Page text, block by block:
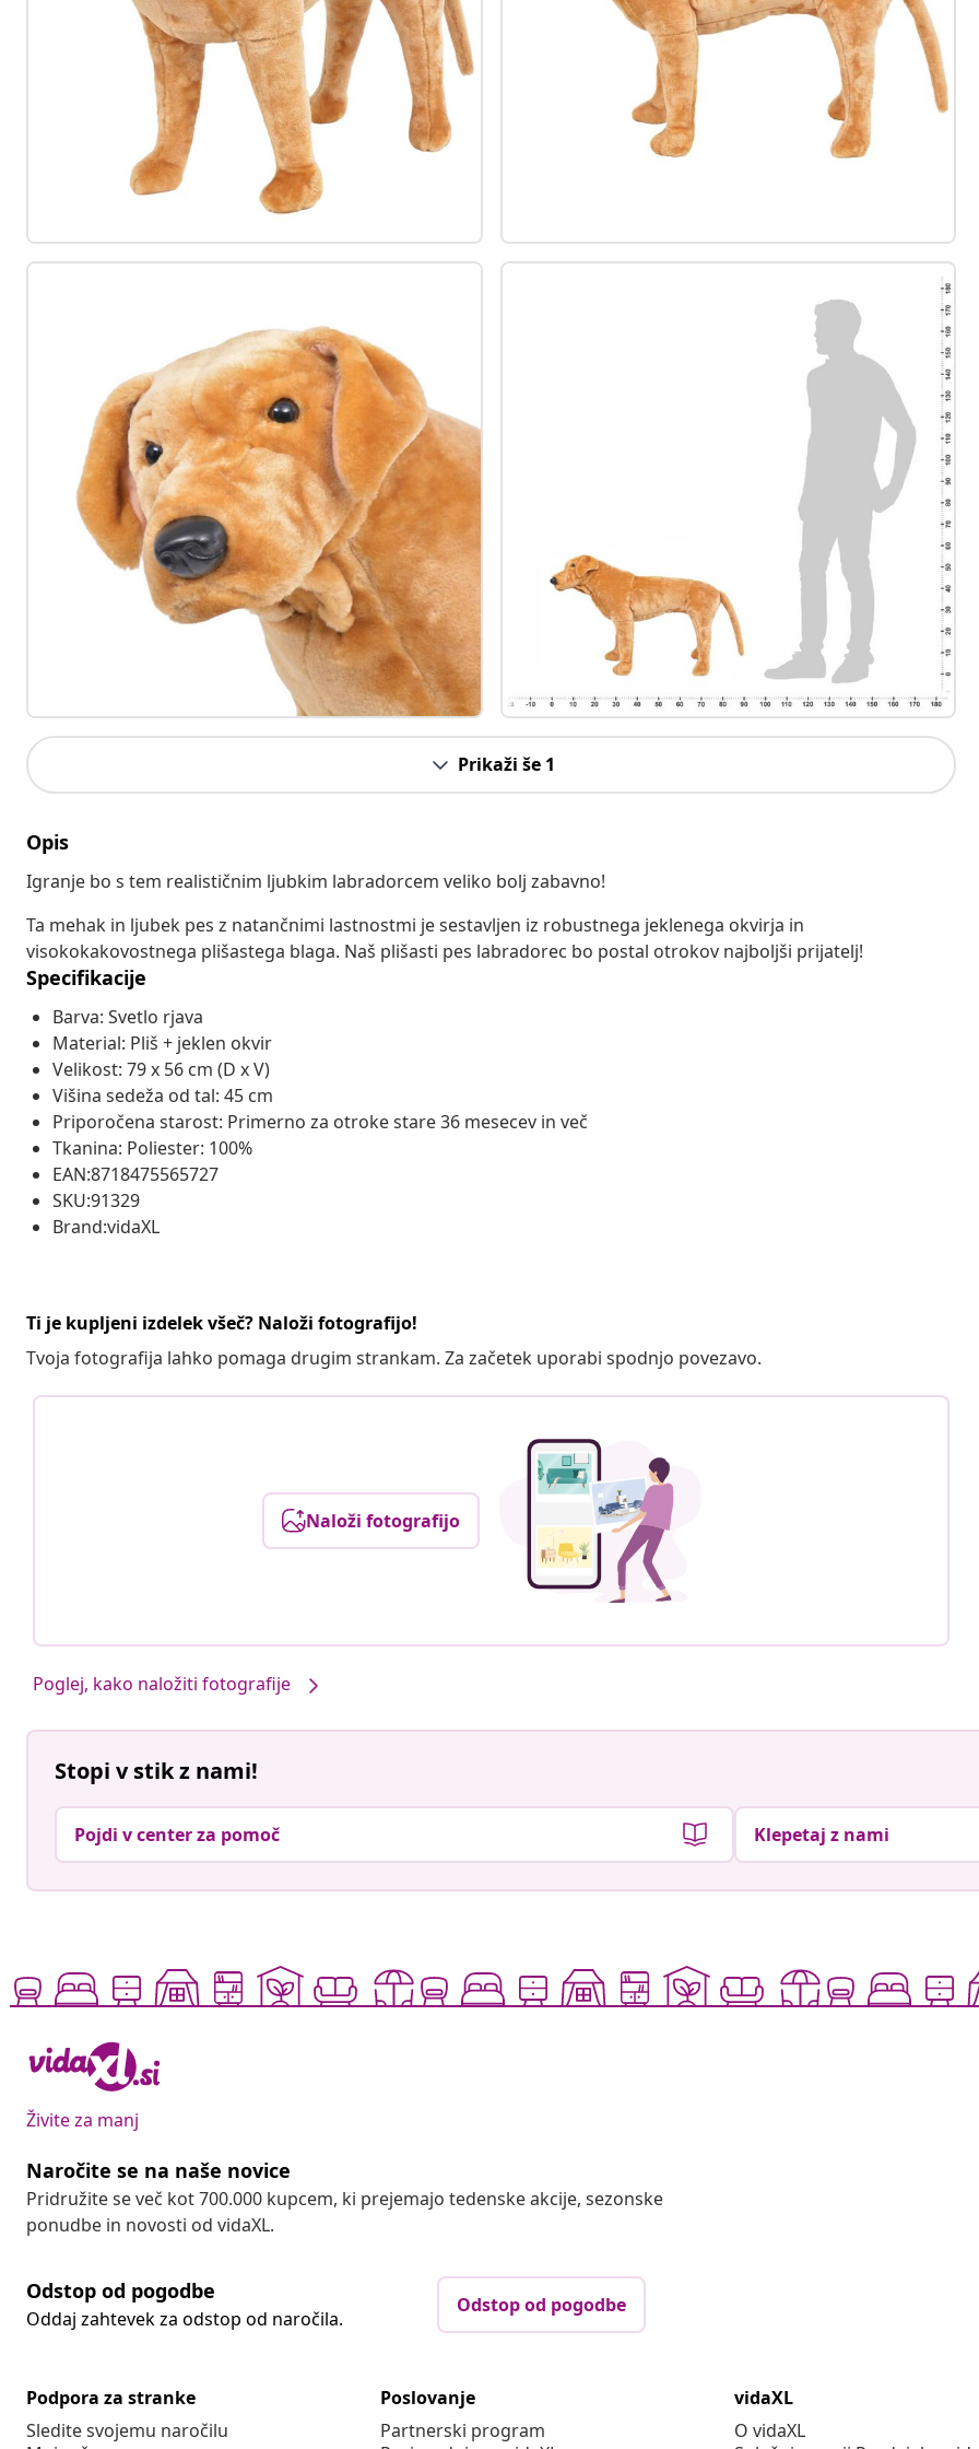
Prikaži še 1
Opis
Igranje bo s tem realističnim ljubkim labradorcem veliko bolj zabavno!
Ta mehak in ljubek pes z natančnimi lastnostmi je sestavljen iz robustnega jeklenega okvirja in
visokokakovostnega plišastega blaga. Naš plišasti pes labradorec bo postal otrokov najboljši prijatelj!
Specifikacije
Barva: Svetlo rjava
Material: Pliš + jeklen okvir
Velikost: 79 x 56 cm (D x V)
Višina sedeža od tal: 45 cm
Priporočena starost: Primerno za otroke stare 36 mesecev in več
Tkanina: Poliester: 100%
EAN:8718475565727
SKU:91329
Brand:vidaXL
Ti je kupljeni izdelek všeč? Naloži fotografijo!
Tvoja fotografija lahko pomaga drugim strankam. Za začetek uporabi spodnjo povezavo.
Naloži fotografijo
Poglej, kako naložiti fotografije
Stopi v stik z nami!
Pojdi v center za pomoč Klepetaj z nami
Živite za manj
Naročite se na naše novice
Pridružite se več kot 700.000 kupcem, ki prejemajo tedenske akcije, sezonske
ponudbe in novosti od vidaXL.
Odstop od pogodbe
Oddaj zahtevek za odstop od naročila.
Odstop od pogodbe
Podpora za stranke
Sledite svojemu naročilu
Poslovanje
Partnerski program
vidaXL
O vidaXL